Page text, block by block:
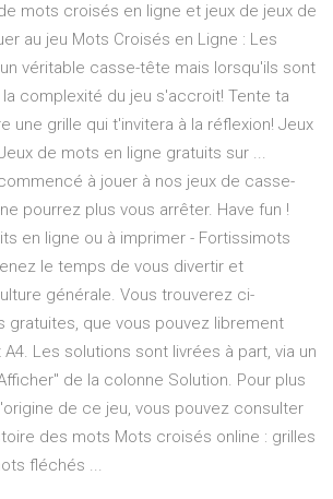
mots croisés en ligne et jeux de jeux de
au jeu Mots Croisés en Ligne : Les
véritable casse-tête mais lorsqu'ils sont
complexité du jeu s'accroit! Tente ta
une grille qui t'invitera à la réflexion! Jeux
de mots en ligne gratuits sur ...
à jouer à nos jeux de casse-
pourrez plus vous arrêter. Have fun !
en ligne ou à imprimer - Fortissimots
le temps de vous divertir et
générale. Vous trouverez ci-
gratuites, que vous pouvez librement
Les solutions sont livrées à part, via un
de la colonne Solution. Pour plus
de ce jeu, vous pouvez consulter
des mots Mots croisés online : grilles
fléchés ...